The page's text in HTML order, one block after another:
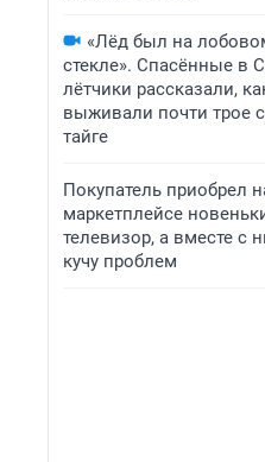
«Лёд был на
стекле». Спасённые в
лётчики рассказали,
выживали почти трое
тайге
Покупатель приобрел
маркетплейсе
телевизор, а вместе с
кучу проблем